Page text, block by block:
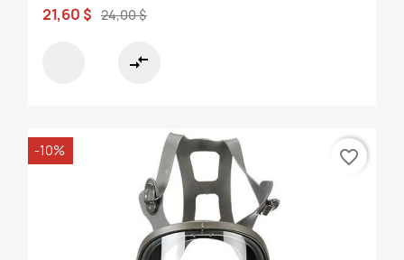
21,60 $ 24,00 $
compare_arrows
-10% favorite_border